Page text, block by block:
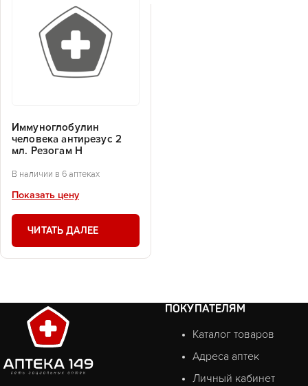
Иммуноглобулин
человека антирезус 2
мл. Резогам Н
В наличии в 6 аптеках
Показать цену
ЧИТАТЬ ДАЛЕЕ
ПОКУПАТЕЛЯМ
Каталог товаров
Адреса аптек
Личный кабинет